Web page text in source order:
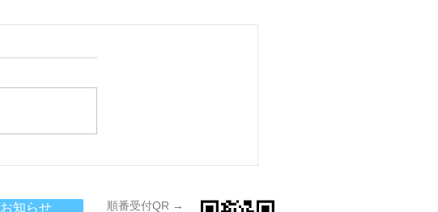
体調不良時の受診について
体調不良（カゼ症状）時は受診を
（カゼ症状）後の受診の基準
経過している （今日は6日目以降
お知らせ ​順番受付QR →